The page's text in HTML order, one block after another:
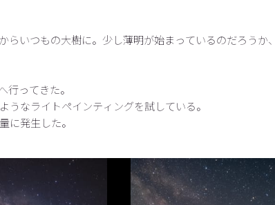
いつもの大樹に。少し薄明が始まっているのだろうか
ってきた。
うなライトペインティングを試している。
に発生した。